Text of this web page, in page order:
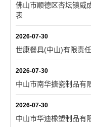
佛山市顺德区杏坛镇威
表
2026-07-30
世康餐具(中山)有限责
2026-07-30
中山市南华搪瓷制品有
2026-07-30
中山市华迪橡塑制品有